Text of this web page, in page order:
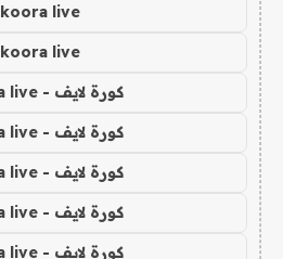
koora live
koora live
كورة لايف - koora live
كورة لايف - koora live
كورة لايف - koora live
كورة لايف - koora live
كورة لايف - koora live